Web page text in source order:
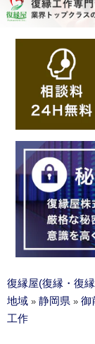
復縁屋(復縁・復
地域 » 静岡県 » 御
工作